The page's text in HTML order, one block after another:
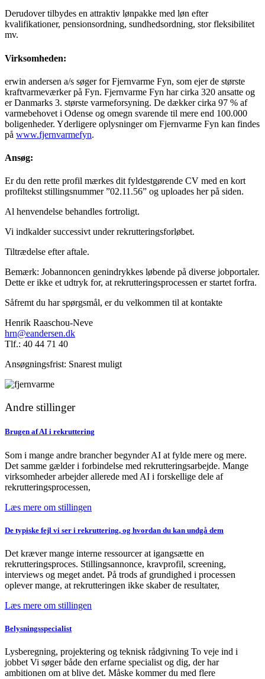
Derudover tilbydes en attraktiv lønpakke med løn efter
kvalifikationer, pensionsordning, sundhedsordning, stor fleksibilitet
mv.
Virksomheden:
erwin andersen a/s søger for Fjernvarme Fyn, som ejer de største
kraftvarmeværker på Fyn. Fjernvarme Fyn har cirka 320 ansatte og
er Danmarks 3. største varmeforsyning. De dækker cirka 97 % af
varmebehovet i Odense og omegn svarende til mere end 100.000
boligenheder. Yderligere oplysninger om Fjernvarme Fyn kan findes
på www.fjernvarmefyn.
Ansøg:
Er du den rette profil mærkes dit fyldestgørende CV med en kort
profiltekst stillingsnummer ”02.11.56” og uploades her på siden.
Al henvendelse behandles fortroligt.
Vi indkalder successivt under rekrutteringsforløbet.
Tiltrædelse efter aftale.
Bemærk: Jobannoncen genindrykkes løbende på diverse jobportaler.
Dette er ikke et udtryk for, at rekrutteringsprocessen er startet forfra.
Såfremt du har spørgsmål, er du velkommen til at kontakte
Henrik Raaschou-Neve
hrn@eandersen.dk
Tlf.: 40 44 71 40
Ansøgningsfrist: Snarest muligt
Andre stillinger
Brugen af AI i rekruttering
Som i mange andre brancher begynder AI at fylde mere og mere.
Det samme gælder i forbindelse med rekrutteringsarbejde. Mange
virksomheder arbejder allerede med AI i forskellige dele af
rekrutteringsprocessen,
Læs mere om stillingen
De typiske fejl vi ser i rekruttering, og hvordan du kan undgå dem
Det kræver mange interne ressourcer at igangsætte en
rekrutteringsproces. Stillingsannonce, kravprofil, screening,
interviews og meget andet. På trods af grundighed i processen
oplever mange, at rekrutteringen ikke skaber de resultater,
Læs mere om stillingen
Belysningsspecialist
Lysberegning, projektering og teknisk rådgivning To veje ind i
jobbet Vi søger både den erfarne specialist og dig, der har
ambitionen om at blive det. Måske kommer du med flere